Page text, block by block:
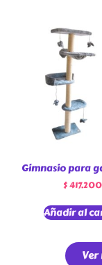
Gimnasio para
$417.200
Añadir al